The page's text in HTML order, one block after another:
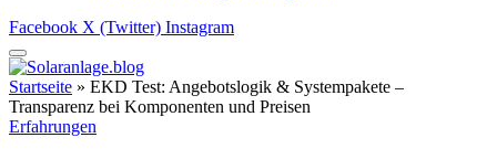
Facebook X (Twitter) Instagram
Startseite » EKD Test: Angebotslogik & Systempakete –
Transparenz bei Komponenten und Preisen
Erfahrungen